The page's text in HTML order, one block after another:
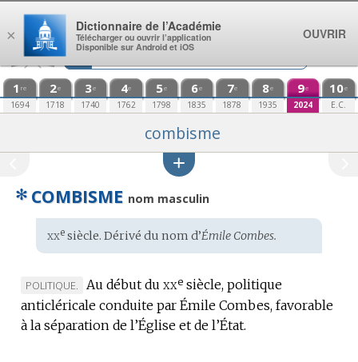
Aller au contenu
1 re
1694
2e
1718
3e
1740
4e
1762
5e
1798
6e
1835
7e
1878
8e
1935
9e
2024
10e
E.C.
combisme
✻ COMBISME nom masculin
Étymologie
:
xxesiècle. Dérivé du nom d’Émile Combes.
MARQUE
DE
DOMAINE
POLITIQUE. Au début du xxe siècle, politique
anticléricale conduite par Émile Combes, favorable
à la séparation de l’Église et de l’État.
×
Dictionnaire de l’Académie
Télécharger ou ouvrir l’application
Disponible sur Android et iOS
OUVRIR